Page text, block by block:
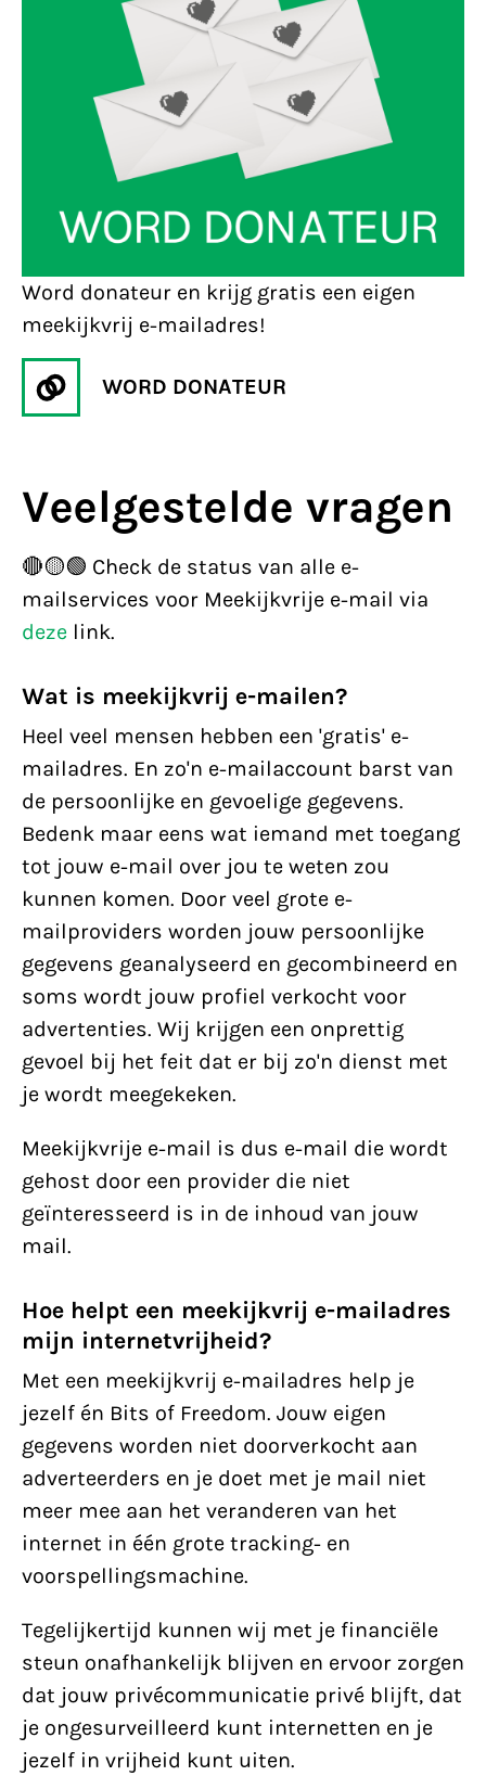
Word donateur en krijg gratis een eigen
meekijkvrij e-mailadres!
WORD DONATEUR
Veelgestelde vragen
🔴🟡🟢 Check de status van alle e-
mailservices voor Meekijkvrije e-mail via
deze link.
Wat is meekijkvrij e-mailen?
Heel veel mensen hebben een 'gratis' e-
mailadres. En zo'n e-mailaccount barst van
de persoonlijke en gevoelige gegevens.
Bedenk maar eens wat iemand met toegang
tot jouw e-mail over jou te weten zou
kunnen komen. Door veel grote e-
mailproviders worden jouw persoonlijke
gegevens geanalyseerd en gecombineerd en
soms wordt jouw profiel verkocht voor
advertenties. Wij krijgen een onprettig
gevoel bij het feit dat er bij zo'n dienst met
je wordt meegekeken.
Meekijkvrije e-mail is dus e-mail die wordt
gehost door een provider die niet
geïnteresseerd is in de inhoud van jouw
mail.
Hoe helpt een meekijkvrij e-mailadres
mijn internetvrijheid?
Met een meekijkvrij e-mailadres help je
jezelf én Bits of Freedom. Jouw eigen
gegevens worden niet doorverkocht aan
adverteerders en je doet met je mail niet
meer mee aan het veranderen van het
internet in één grote tracking- en
voorspellingsmachine.
Tegelijkertijd kunnen wij met je financiële
steun onafhankelijk blijven en ervoor zorgen
dat jouw privécommunicatie privé blijft, dat
je ongesurveilleerd kunt internetten en je
jezelf in vrijheid kunt uiten.